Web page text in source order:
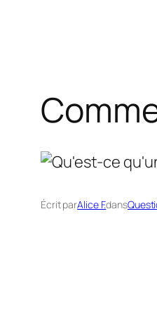
Écrit parAlice F.dans